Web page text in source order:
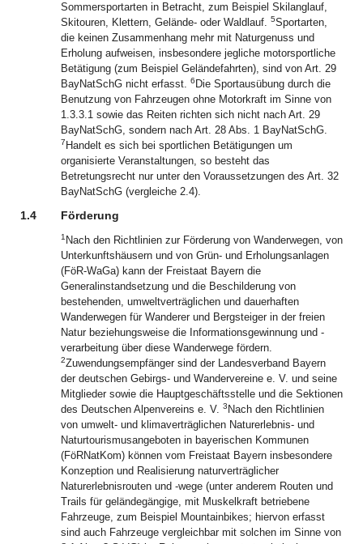
Sommersportarten in Betracht, zum Beispiel Skilanglauf,
Skitouren, Klettern, Gelände- oder Waldlauf. 5Sportarten,
die keinen Zusammenhang mehr mit Naturgenuss und
Erholung aufweisen, insbesondere jegliche motorsportliche
Betätigung (zum Beispiel Geländefahrten), sind von Art. 29
BayNatSchG nicht erfasst. 6 Die Sportausübung durch die
Benutzung von Fahrzeugen ohne Motorkraft im Sinne von
1.3.3.1 sowie das Reiten richten sich nicht nach Art. 29
BayNatSchG, sondern nach Art. 28 Abs. 1 BayNatSchG.
7 Handelt es sich bei sportlichen Betätigungen um
organisierte Veranstaltungen, so besteht das
Betretungsrecht nur unter den Voraussetzungen des Art. 32
BayNatSchG (vergleiche 2.4).
1.4 Förderung
1 Nach den Richtlinien zur Förderung von Wanderwegen, von
Unterkunftshäusern und von Grün- und Erholungsanlagen
(FöR-WaGa) kann der Freistaat Bayern die
Generalinstandsetzung und die Beschilderung von
bestehenden, umweltverträglichen und dauerhaften
Wanderwegen für Wanderer und Bergsteiger in der freien
Natur beziehungsweise die Informationsgewinnung und -
verarbeitung über diese Wanderwege fördern.
2Zuwendungsempfänger sind der Landesverband Bayern
der deutschen Gebirgs- und Wandervereine e. V. und seine
Mitglieder sowie die Hauptgeschäftsstelle und die Sektionen
des Deutschen Alpenvereins e. V. 3 Nach den Richtlinien
von umwelt- und klimaverträglichen Naturerlebnis- und
Naturtourismusangeboten in bayerischen Kommunen
(FöRNatKom) können vom Freistaat Bayern insbesondere
Konzeption und Realisierung naturverträglicher
Naturerlebnisrouten und -wege (unter anderem Routen und
Trails für geländegängige, mit Muskelkraft betriebene
Fahrzeuge, zum Beispiel Mountainbikes; hiervon erfasst
sind auch Fahrzeuge vergleichbar mit solchen im Sinne von